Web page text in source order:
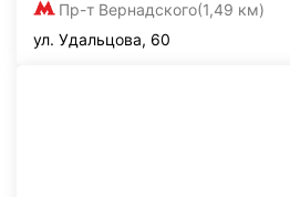
Пр-т Вернадского(1,49 км)
ул. Удальцова, 60